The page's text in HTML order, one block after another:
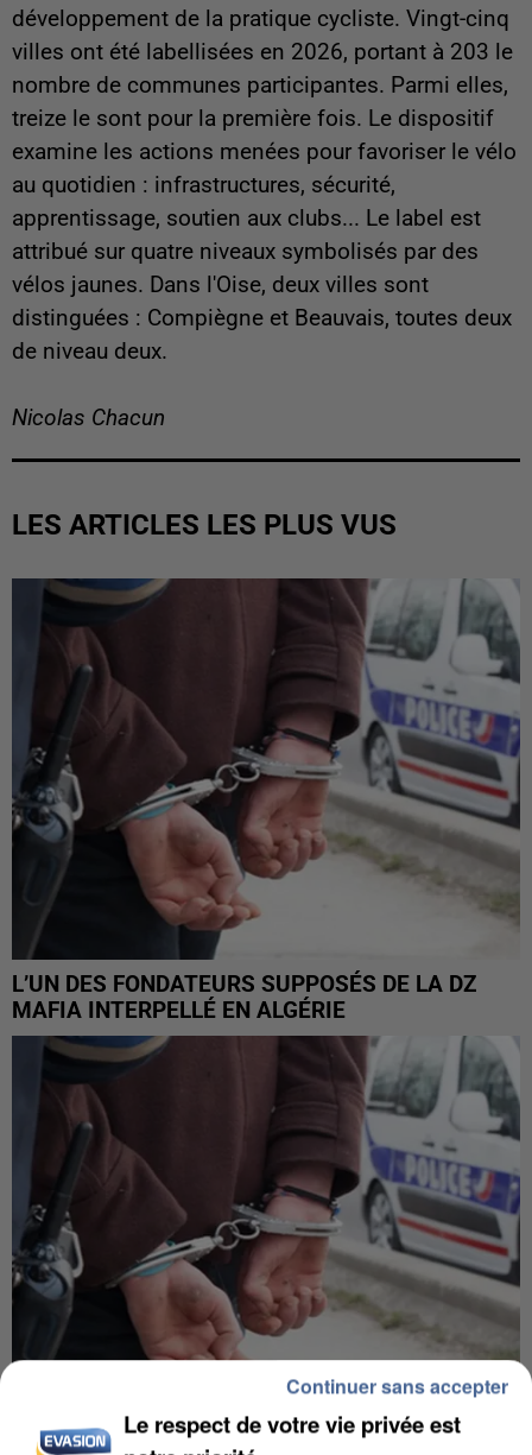
développement de la pratique cycliste. Vingt-cinq
villes ont été labellisées en 2026, portant à 203 le
nombre de communes participantes. Parmi elles,
treize le sont pour la première fois. Le dispositif
examine les actions menées pour favoriser le vélo
au quotidien : infrastructures, sécurité,
apprentissage, soutien aux clubs... Le label est
attribué sur quatre niveaux symbolisés par des
vélos jaunes. Dans l'Oise, deux villes sont
distinguées : Compiègne et Beauvais, toutes deux
de niveau deux.
Nicolas Chacun
LES ARTICLES LES PLUS VUS
L’UN DES FONDATEURS SUPPOSÉS DE LA DZ
MAFIA INTERPELLÉ EN ALGÉRIE
UN SECOND CADRE DE LA DZ MAFIA
Le respect de votre vie privée est
Continuer sans accepter